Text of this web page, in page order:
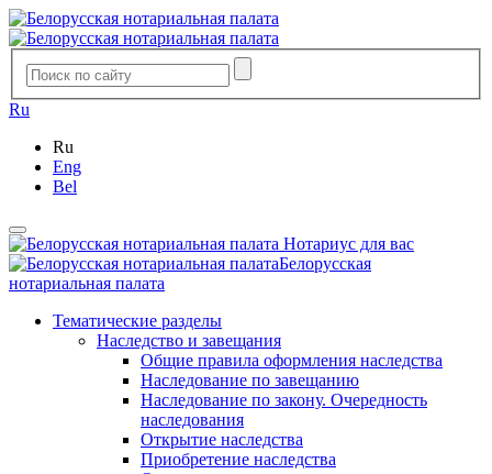
Ru
Ru
Eng
Bel
Нотариус для вас
Белорусская
нотариальная палата
Тематические разделы
Наследство и завещания
Общие правила оформления наследства
Наследование по завещанию
Наследование по закону. Очередность
наследования
Открытие наследства
Приобретение наследства